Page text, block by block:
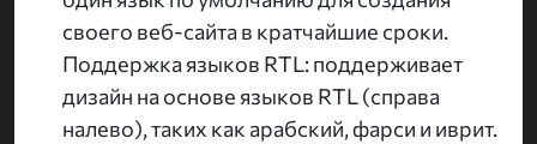
своего веб-сайта в кратчайшие сроки.
Поддержка языков RTL: поддерживает
дизайн на основе языков RTL (справа
налево), таких как арабский, фарси и иврит.